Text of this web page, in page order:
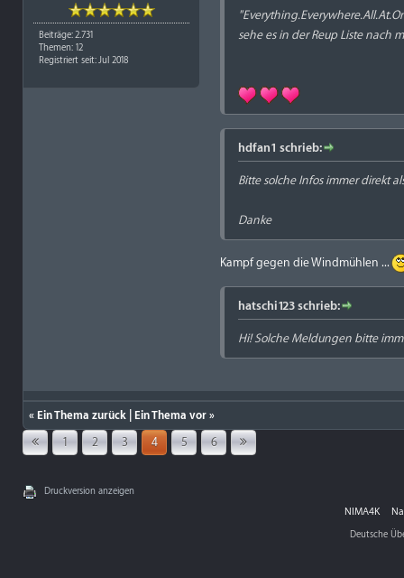
Beiträge: 2.731
Themen: 12
Registriert seit: Jul 2018
sehe es in der Reup Liste nach
hdfan1 schrieb:
Bitte solche Infos immer direkt
Danke
Kampf gegen die Windmühlen ...
hatschi123 schrieb:
Hi! Solche Meldungen bitte
« Ein Thema zurück Ein Thema vor »
1 2 3 4 5 6
Druckversion anzeigen
NIMA4K
Deutsche